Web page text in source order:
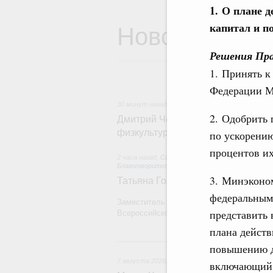
1. О плане
капитал и
Решения
1. Принять
Федерации
2. Одобрить
по
процентов
3.
плана
повышению
включающий
Новости
Дмитрий Чернышенко и Михаил
физкультурника
Социальные инновации.
Благотворительность
Татьяна Голикова поздравила
Заместитель Председателя
Всероссийского общественного
Экономика городов. Городская